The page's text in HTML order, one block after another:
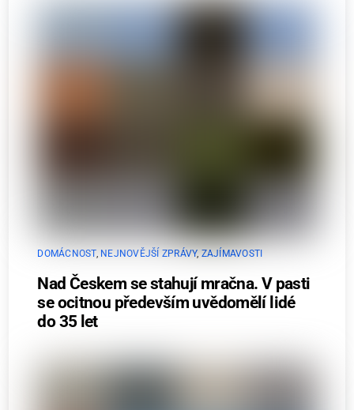
DOMÁCNOST, NEJNOVĚJŠÍ ZPRÁVY, ZAJÍMAVOSTI
Nad Českem se stahují mračna. V pasti
se ocitnou především uvědomělí lidé
do 35 let